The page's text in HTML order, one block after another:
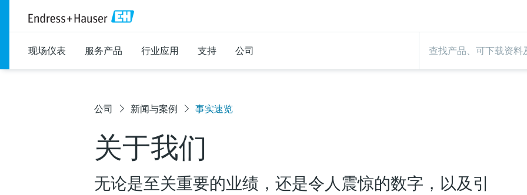
现场仪表 服务产品 行业应用 支持 公司
公司 新闻与案例 事实速览
关于我们
无论是至关重要的业绩，还是令人震惊的数字，以及引